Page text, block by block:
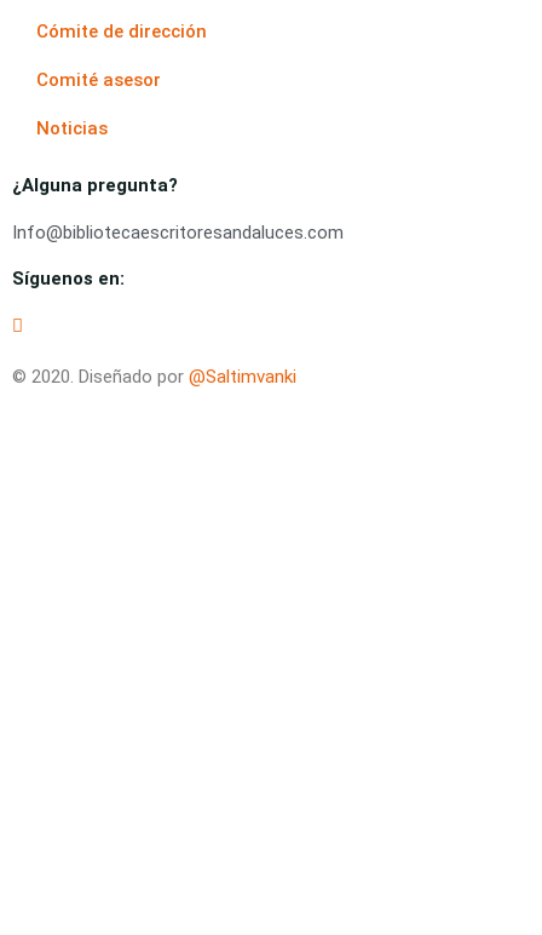
Cómite de dirección
Comité asesor
Noticias
¿Alguna pregunta?
Info@bibliotecaescritoresandaluces.com
Síguenos en:
© 2020. Diseñado por @Saltimvanki